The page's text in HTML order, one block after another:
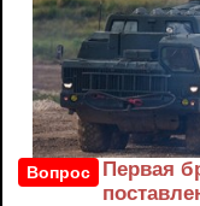
Вопрос
Первая